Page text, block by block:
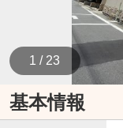
1 / 23
基本情報